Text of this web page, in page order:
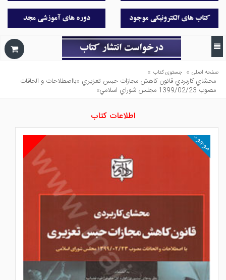
صفحه اصلی » جستوی کتاب »
محشاي كاربردي قانون كاهش مجازات حبس تعزيري «بااصطلاحات و الحاقات
مصوب 1399/02/23 مجلس شوراي اسلامي»
اطلاعات کتاب
موجود